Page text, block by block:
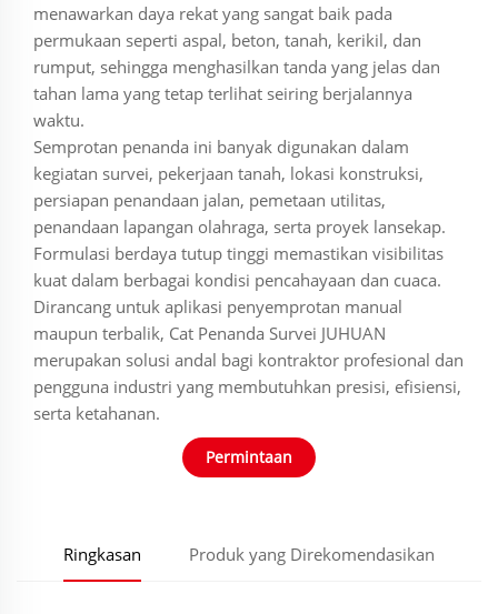
menawarkan daya rekat yang sangat baik pada
permukaan seperti aspal, beton, tanah, kerikil, dan
rumput, sehingga menghasilkan tanda yang jelas dan
tahan lama yang tetap terlihat seiring berjalannya
waktu.
Semprotan penanda ini banyak digunakan dalam
kegiatan survei, pekerjaan tanah, lokasi konstruksi,
persiapan penandaan jalan, pemetaan utilitas,
penandaan lapangan olahraga, serta proyek lansekap.
Formulasi berdaya tutup tinggi memastikan visibilitas
kuat dalam berbagai kondisi pencahayaan dan cuaca.
Dirancang untuk aplikasi penyemprotan manual
maupun terbalik, Cat Penanda Survei JUHUAN
merupakan solusi andal bagi kontraktor profesional dan
pengguna industri yang membutuhkan presisi, efisiensi,
serta ketahanan.
Permintaan
Ringkasan Produk yang Direkomendasikan